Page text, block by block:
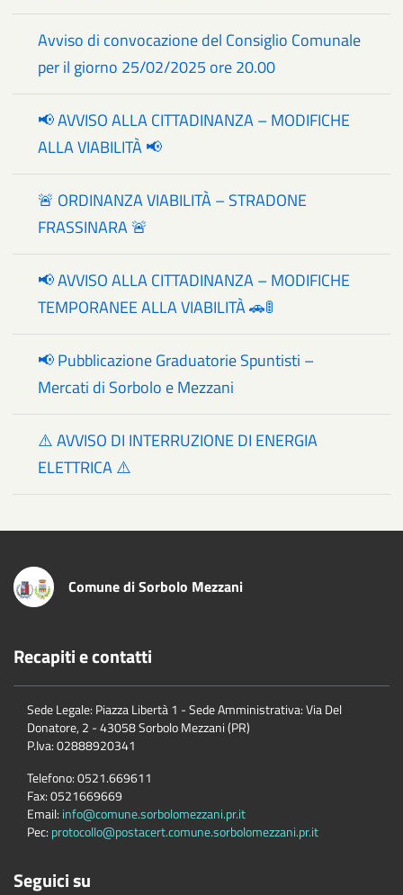
Avviso di convocazione del Consiglio Comunale
per il giorno 25/02/2025 ore 20.00
📢 AVVISO ALLA CITTADINANZA – MODIFICHE
ALLA VIABILITÀ 📢
🚨 ORDINANZA VIABILITÀ – STRADONE
FRASSINARA 🚨
📢 AVVISO ALLA CITTADINANZA – MODIFICHE
TEMPORANEE ALLA VIABILITÀ 🚗🚦
📢 Pubblicazione Graduatorie Spuntisti –
Mercati di Sorbolo e Mezzani
⚠️ AVVISO DI INTERRUZIONE DI ENERGIA
ELETTRICA ⚠️
Comune di Sorbolo Mezzani
Recapiti e contatti
Sede Legale: Piazza Libertà 1 - Sede Amministrativa: Via Del
Donatore, 2 - 43058 Sorbolo Mezzani (PR)
P.Iva:02888920341
Telefono:0521.669611
Fax:0521669669
Email: info@comune.sorbolomezzani.pr.it
Pec: protocollo@postacert.comune.sorbolomezzani.pr.it
Seguici su